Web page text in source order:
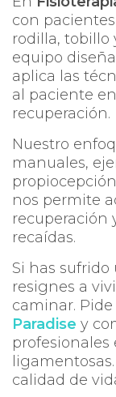
con
rodilla, tobillo
equipo
aplica las
al paciente
recuperación.
Nuestro
manuales,
nos permite
recuperación
recaídas.
Si has
resignes a
caminar.
Paradise y
profesionales
calidad de